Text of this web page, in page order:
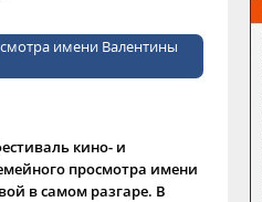
имени Валентины
кино- и
просмотра имени
в самом разгаре. В